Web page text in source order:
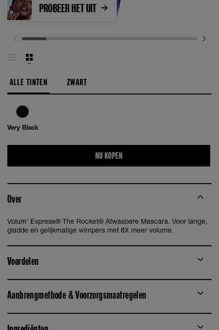
ALLE TINTEN ZWART
Very Black
PROBEER HET UIT
NU KOPEN
Over
Volum' Express® The Rocket® Afwasbare Mascara. Voor lange,
gladde en gelijkmatige wimpers met 8X meer volume.
Voordelen
Aanbrengmethode & Voorzorgsmaatregelen